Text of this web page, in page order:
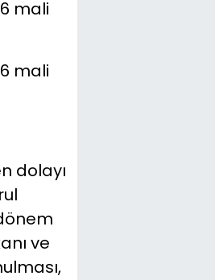
mali
mali
dolayı
ve